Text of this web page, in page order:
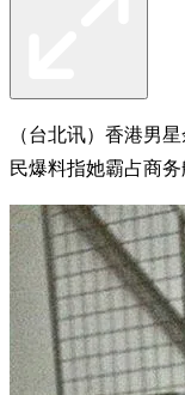
（台北讯）香港男
民爆料指她霸占商